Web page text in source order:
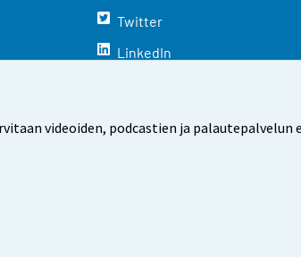
videoiden, podcastien ja palautepalvelun
Twitter
LinkedIn